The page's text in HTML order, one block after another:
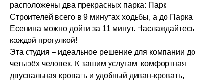
расположены два прекрасных парка: Парк
Строителей всего в 9 минутах ходьбы, а до Парка
Есенина можно дойти за 11 минут. Наслаждайтесь
каждой прогулкой!
Эта студия – идеальное решение для компании до
четырёх человек. К вашим услугам: комфортная
двуспальная кровать и удобный диван-кровать,